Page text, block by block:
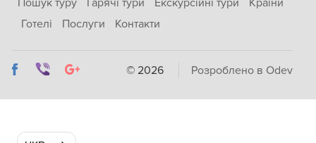
Пошук туру
Гарячі тури Екскурсійні тури
Країни
Готелі
Послуги Контакти
© 2026 Розроблено в Odev